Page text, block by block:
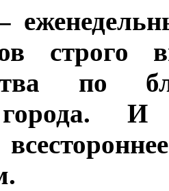
строго
по
И